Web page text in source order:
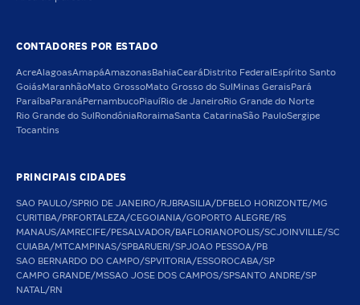
CONTADORES POR ESTADO
AcreAlagoasAmapáAmazonas BahiaCeará Distrito Federal Espírito Santo
GoiásMaranhãoMato GrossoMato Grosso do Sul Minas Gerais Pará
Paraíba Paraná PernambucoPiauíRio de JaneiroRio Grande do Norte
Rio Grande do Sul Rondônia RoraimaSanta CatarinaSão PauloSergipe
Tocantins
PRINCIPAIS CIDADES
SAO PAULO/SPRIO DE JANEIRO/RJBRASILIA/DFBELO HORIZONTE/MG
CURITIBA/PRFORTALEZA/CEGOIANIA/GOPORTO ALEGRE/RS
MANAUS/AMRECIFE/PESALVADOR/BAFLORIANOPOLIS/SCJOINVILLE/SC
CUIABA/MTCAMPINAS/SPBARUERI/SPJOAO PESSOA/PB
SAO BERNARDO DO CAMPO/SPVITORIA/ESSOROCABA/SP
CAMPO GRANDE/MSSAO JOSE DOS CAMPOS/SPSANTO ANDRE/SP
NATAL/RN